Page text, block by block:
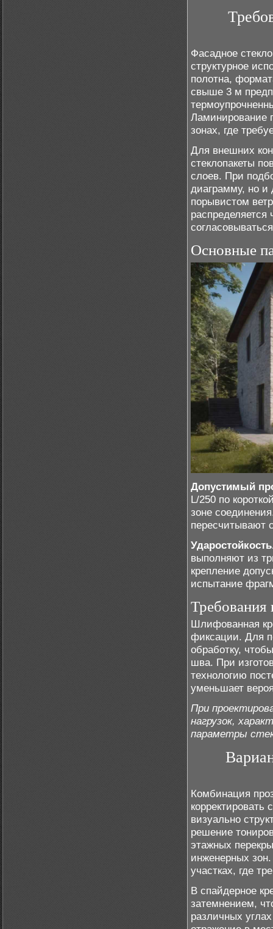
Фасадное
структурное
полотна,
свыше 3 м
Ламинирование
зонах, где
Для внешних
стеклопакеты
слоев. При
диаграмму, но и
порывистом
Основные
Допустимый
L/250 по
зоне
пересчитывают
выполняют из
крепление
испытание
Требования
Шлифованная
фиксации. Для
обработку,
шва. При
технологию
уменьшает
При
нагрузок,
параметры
Комбинация
корректировать
визуально
решение
этажных
инженерных
участках, где
В спайдерное
затемнением,
различных